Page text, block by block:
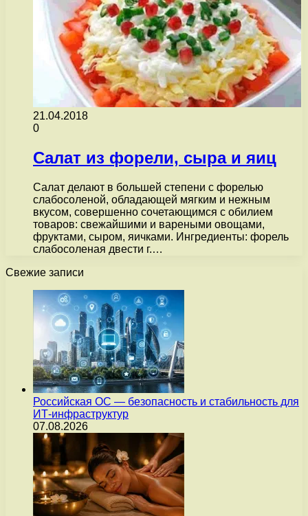
21.04.2018
0
Салат из форели, сыра и яиц
Салат делают в большей степени с форелью
слабосоленой, обладающей мягким и нежным
вкусом, совершенно сочетающимся с обилием
товаров: свежайшими и вареными овощами,
фруктами, сыром, яичками. Ингредиенты: форель
слабосоленая двести г.…
Свежие записи
Российская ОС — безопасность и стабильность для
ИТ-инфраструктур
07.08.2026